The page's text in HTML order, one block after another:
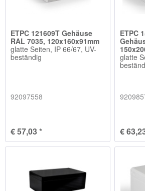
ETPC 121609T Gehäuse
RAL 7035, 120x160x91mm
glatte Seiten, IP 66/67, UV-
beständig
92097558
€ 57,03 *
ETPC
glatte
€